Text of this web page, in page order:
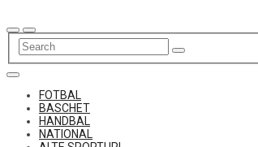
to
content
FOTBAL
BASCHET
HANDBAL
NATIONAL